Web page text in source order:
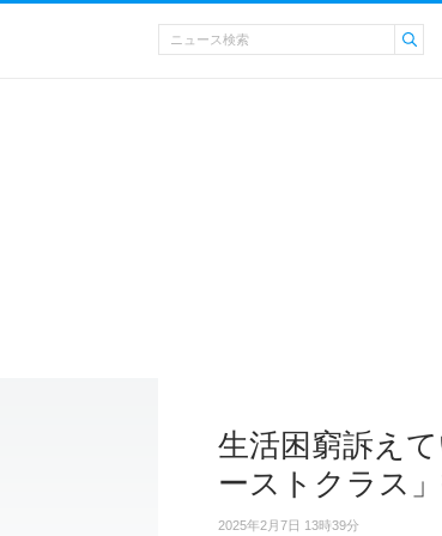
生活困窮訴え
ーストクラス
2025年2月7日 13時39分